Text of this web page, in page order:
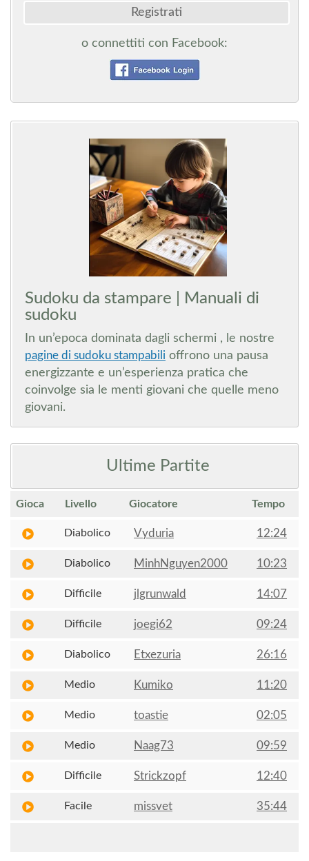
Registrati
o connettiti con Facebook:
Sudoku da stampare |
Manuali di
sudoku
In un’epoca dominata dagli schermi , le nostre
pagine di sudoku stampabili offrono una pausa
energizzante e un’esperienza pratica che
coinvolge sia le menti giovani che quelle meno
giovani.
Ultime Partite
Gioca Livello Giocatore Tempo
Diabolico Vyduria 12:24
Diabolico MinhNguyen2000 10:23
Difficile jlgrunwald 14:07
Difficile joegi62 09:24
Diabolico Etxezuria 26:16
Medio Kumiko 11:20
Medio toastie 02:05
Medio Naag73 09:59
Difficile Strickzopf 12:40
Facile missvet 35:44